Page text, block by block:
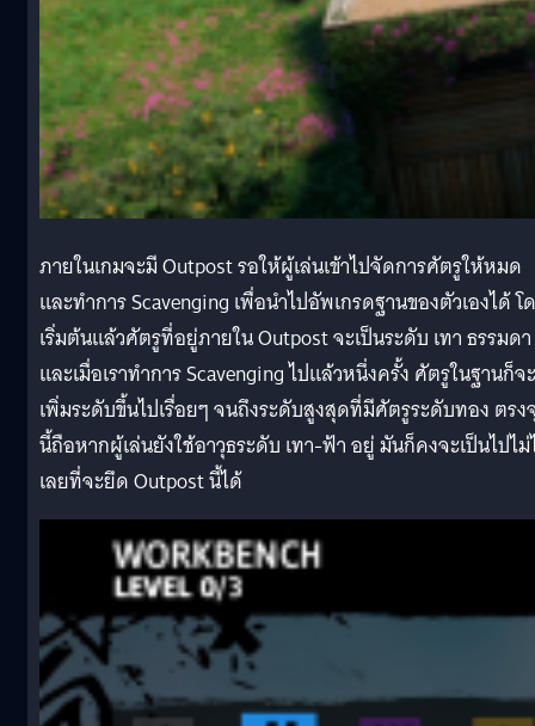
ภายในเกมจะมี Outpost รอให้ผู้เล่นเข้าไปจัดการศัตรูให้หมด
และทำการ Scavenging เพื่อนำไปอัพเกรดฐานของตัวเองได้ โ
เริ่มต้นแล้วศัตรูที่อยู่ภายใน Outpost จะเป็นระดับ เทา ธรรมดา
และเมื่อเราทำการ Scavenging ไปแล้วหนึ่งครั้ง ศัตรูในฐานก็จะ
เพิ่มระดับขึ้นไปเรื่อยๆ จนถึงระดับสูงสุดที่มีศัตรูระดับทอง ตร
นี้ถือหากผู้เล่นยังใช้อาวุธระดับ เทา-ฟ้า อยู่ มันก็คงจะเป็นไปไ
เลยที่จะยึด Outpost นี้ได้